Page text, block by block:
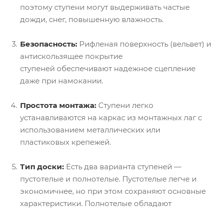
поэтому ступени могут выдерживать частые
дожди, снег, повышенную влажность.
Безопасность: Рифленая поверхность (вельвет) и
антискользящее покрытие
ступеней обеспечивают надежное сцепление
даже при намокании.
Простота монтажа: Ступени легко
устанавливаются на каркас из монтажных лаг с
использованием металлических или
пластиковых крепежей.
Тип доски: Есть два варианта ступеней —
пустотелые и полнотелые. Пустотелые легче и
экономичнее, но при этом сохраняют основные
характеристики. Полнотелые обладают